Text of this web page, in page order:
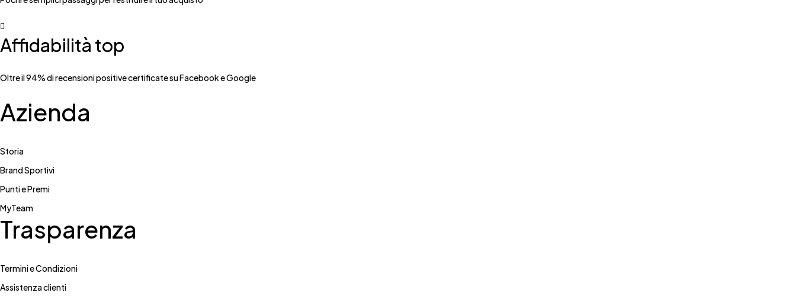
Affidabilità top
Oltre il 94% di recensioni positive certificate su Facebook e Google
Azienda
Storia
Brand Sportivi
Punti e Premi
MyTeam
Trasparenza
Termini e Condizioni
Assistenza clienti